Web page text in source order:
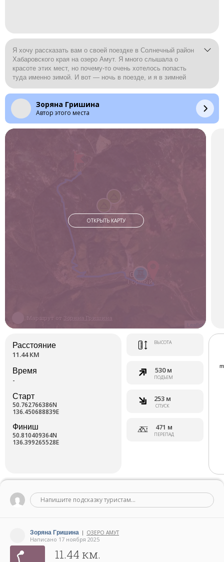
Я хочу рассказать вам о своей поездке в Солнечный район
Хабаровского края на озеро Амут. Я много слышала о
красоте этих мест, но почему-то очень хотелось попасть
туда именно зимой. И вот — ночь в поезде, и я в зимней
Хабаровского края. Ведь оно входит в пятерку красивейших
озер России.
Первым местом, куда мы отправились, была гора Лысая.
Подъем проходит в окружении стройных сосен, с которых
солнечная, то вдали был виден хребет Баджал.
На обратном пути мы зашли на гору Кулуар, с которой
открываются великолепные виды на заснеженные склоны,
вдоль и поперек исполосованные любителями
экстремальных видов спорта. Ну, а дальше было само
озеро. Конечно, его голубые воды в эту пору закованы в
И все это мы смогли уложить в один день. И вечером,
полная впечатлений, я уже была в поезде в Хабаровск с
Зоряна Гришина
Автор этого места
Маршрут от Зоряна Гришина
Leaflet
ОТКРЫТЬ КАРТУ
Расстояние
11.44 КМ
Время
-
Старт
50.762766386N
136.450688839E
Финиш
50.810409364N
136.399265528E
ВЫСОТА
530 м
ПОДЪЕМ
253 м
СПУСК
471 м
ПЕРЕПАД
m
Напишите подсказку туристам...
Зоряна Гришина | ОЗЕРО АМУТ
Написано 17 ноября 2025
11.44 км.